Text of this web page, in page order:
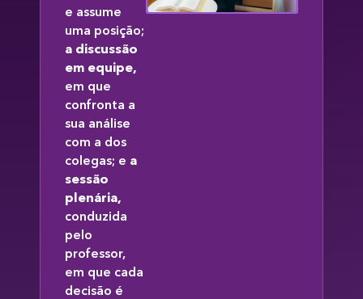
e assume
uma posição;
a discussão
em equipe,
em que
confronta a
sua análise
com a dos
colegas; e a
sessão
plenária,
conduzida
pelo
professor,
em que cada
decisão é